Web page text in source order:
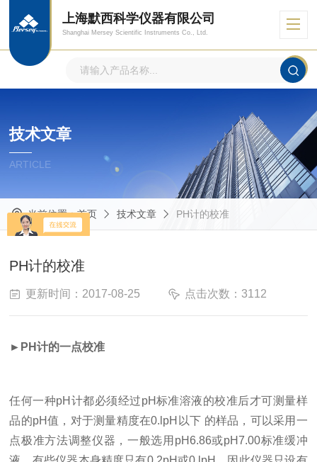
上海默西科学仪器有限公司
Shanghai Mersey Scientific Instruments Co., Ltd.
技术文章
ARTICLE
当前位置：首页 技术文章 PH计的校准
PH计的校准
更新时间：2017-08-25 点击次数：3112
►PH计的一点校准
任何一种pH计都必须经过pH标准溶液的校准后才可测量样
品的pH值，对于测量精度在0.lpH以下 的样品，可以采用一
点极准方法调整仪器，一般选用pH6.86或pH7.00标准缓冲